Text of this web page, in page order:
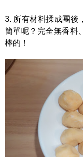
3. 所有材料揉成團後
簡單呢？完全無香料
棒的！